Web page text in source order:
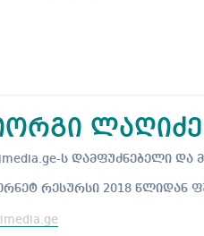
ლაღიძე
ს დამფუძნებელი
რესურსი 2018 წლიდან